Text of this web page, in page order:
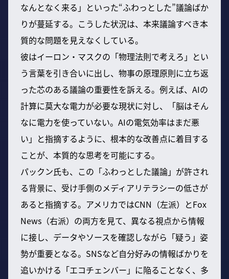
なんとなく来る」といった“ふわっとした”議論ばか
りが蔓延する。こうした状況は、本来議論すべき本
質的な問題を見えなくしている。
彼はイーロン・マスクの「物理法則で考えろ」とい
う言葉を引き合いに出し、物事の原理原則に立ち返
った芯のある議論の重要性を訴える。例えば、AIの
計算に莫大な電力が必要な現状に対し、「脳はそん
なに電力を使っていない。AIの電気効率はまだ悪
い」と指摘するように、根本的な改善点に着目する
ことが、本質的な思考を可能にする。
パックン氏も、この「ふわっとした議論」が許され
る背景に、受け手側のメディアリテラシーの低さが
あると指摘する。アメリカではCNN（左派）とFox
News（右派）の両方を見て、異なる視点から情報
に接し、データやソースを確認しながら「疑う」姿
勢が重要となる。SNSなど自分好みの情報ばかりを
追いかける「エコチェンバー」に陥ることなく、多